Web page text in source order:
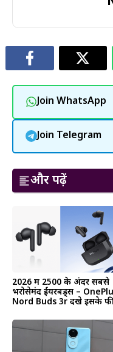
Join WhatsApp
Join Telegram
और पढ़ें
2026 में ₹2500 के अंदर सबसे
भरोसेमंद ईयरबड्स –
Nord Buds 3r देंखे इसके